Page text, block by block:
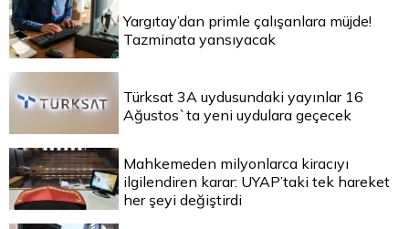
Yargıtay’dan primle çalışanlara müjde!
Tazminata yansıyacak
Türksat 3A uydusundaki yayınlar 16
Ağustos`ta yeni uydulara geçecek
Mahkemeden milyonlarca kiracıyı
ilgilendiren karar: UYAP’taki tek hareket
her şeyi değiştirdi